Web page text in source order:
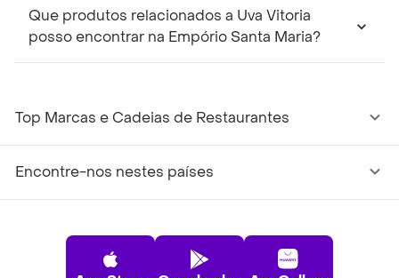
Que produtos relacionados a Uva Vitoria
posso encontrar na Empório Santa Maria?
Top Marcas e Cadeias de Restaurantes
Encontre-nos nestes países